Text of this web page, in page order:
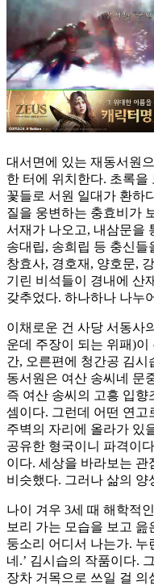
대서면에 있는 재동서원
한 터에 위치한다. 초록을
꽃들로 서원 일대가 환하
질을 웅변하는 충효비가
서재가 나오고, 내삼문을
송대립, 송희립 등 충신들
창효사, 경호재, 양호문,
기린 비석들이 경내에 산
갖추었다. 하나하나 나누
이채로운 건 사당 서동사
운데 주장이 되는 위패)
간, 오른편에 청간공 김시
동서원은 여산 송씨네 문
즉 여산 송씨의 고흥 입향
셈이다. 그런데 어떤 연고
주벽의 자리에 올라가 있
공유한 형국이니 파격이
이다. 세상을 바라보는 관
비슷했다. 그러나 삶의 양
나이 겨우 3세 때 해학적
보리 가는 모습을 보고 읊
둥소리 어디서 나는가. 누
네.’ 김시습의 작품이다.
장차 거목으로 쓰일 걸 의